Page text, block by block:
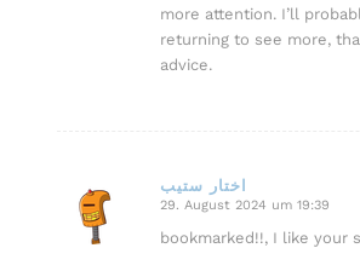
more attention. I’ll
returning to see more,
advice.
اختار ستيب
sagte:
29. August 2024 um 19:39
bookmarked!!, I like your